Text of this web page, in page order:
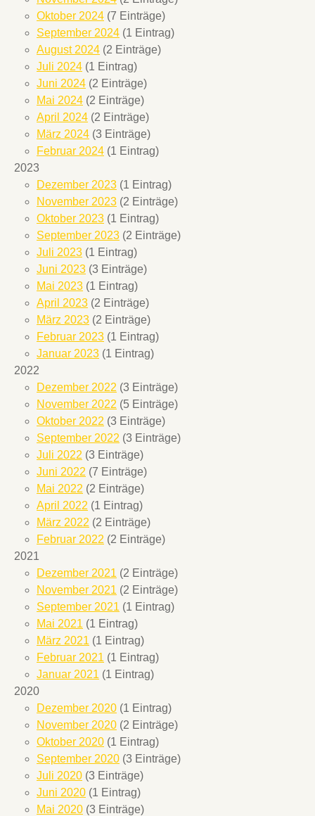
Oktober 2024 (7 Einträge)
September 2024 (1 Eintrag)
August 2024 (2 Einträge)
Juli 2024 (1 Eintrag)
Juni 2024 (2 Einträge)
Mai 2024 (2 Einträge)
April 2024 (2 Einträge)
März 2024 (3 Einträge)
Februar 2024 (1 Eintrag)
2023
Dezember 2023 (1 Eintrag)
November 2023 (2 Einträge)
Oktober 2023 (1 Eintrag)
September 2023 (2 Einträge)
Juli 2023 (1 Eintrag)
Juni 2023 (3 Einträge)
Mai 2023 (1 Eintrag)
April 2023 (2 Einträge)
März 2023 (2 Einträge)
Februar 2023 (1 Eintrag)
Januar 2023 (1 Eintrag)
2022
Dezember 2022 (3 Einträge)
November 2022 (5 Einträge)
Oktober 2022 (3 Einträge)
September 2022 (3 Einträge)
Juli 2022 (3 Einträge)
Juni 2022 (7 Einträge)
Mai 2022 (2 Einträge)
April 2022 (1 Eintrag)
März 2022 (2 Einträge)
Februar 2022 (2 Einträge)
2021
Dezember 2021 (2 Einträge)
November 2021 (2 Einträge)
September 2021 (1 Eintrag)
Mai 2021 (1 Eintrag)
März 2021 (1 Eintrag)
Februar 2021 (1 Eintrag)
Januar 2021 (1 Eintrag)
2020
Dezember 2020 (1 Eintrag)
November 2020 (2 Einträge)
Oktober 2020 (1 Eintrag)
September 2020 (3 Einträge)
Juli 2020 (3 Einträge)
Juni 2020 (1 Eintrag)
Mai 2020 (3 Einträge)